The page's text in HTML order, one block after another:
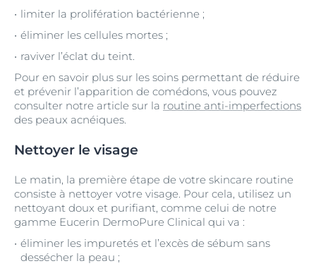
limiter la prolifération bactérienne ;
éliminer les cellules mortes ;
raviver l’éclat du teint.
Pour en savoir plus sur les soins permettant de réduire
et prévenir l’apparition de comédons, vous pouvez
consulter notre article sur la routine anti-imperfections
des peaux acnéiques.
Nettoyer le visage
Le matin, la première étape de votre skincare routine
consiste à nettoyer votre visage. Pour cela, utilisez un
nettoyant doux et purifiant, comme celui de notre
gamme Eucerin DermoPure Clinical qui va :
éliminer les impuretés et l’excès de sébum sans
dessécher la peau ;